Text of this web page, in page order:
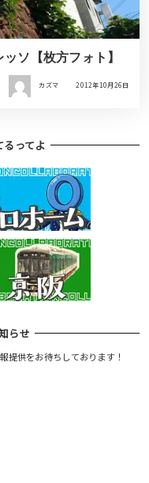
ソ【枚方フォト】
カズマ 2012年10月26日
るってよ
らせ
提供をお待ちしております！